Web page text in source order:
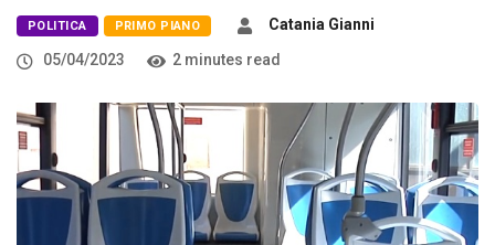
POLITICA PRIMO PIANO
Catania Gianni
05/04/2023
2 minutes read